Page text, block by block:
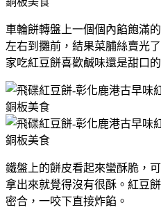
車輪餅轉盤上一個個內餡飽滿
左右到攤前，結果菜脯絲賣光
家吃紅豆餅喜歡鹹味還是甜口
鐵盤上的餅皮看起來蠻酥脆，
拿出來就覺得沒有很酥。紅豆
密合，一咬下直接炸餡。